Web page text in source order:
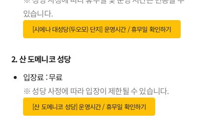
있습니다.
[시에나 대성당(두오모) 단지] 운영시간 / 휴무일 확인하기
2. 산 도메니코 성당
입장료 : 무료
※ 성당 사정에 따라 입장이 제한될 수 있습니다.
[산 도메니코 성당] 운영시간 / 휴무일 확인하기